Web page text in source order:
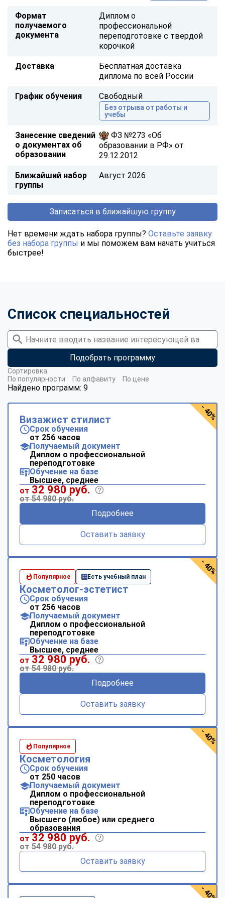
Формат
получаемого
документа
Диплом о
профессиональной
переподготовке с твердой
корочкой
Доставка
Бесплатная доставка
диплома по всей России
График обучения Свободный
Без отрыва от работы и
учебы
Занесение сведений
о документах об
образовании
ФЗ №273 «Об
образовании в РФ» от
29.12.2012
Ближайший набор
группы
Август 2026
Записаться в ближайшую группу
Нет времени ждать набора группы? Оставьте заявку
без набора группы и мы поможем вам начать учиться
быстрее!
Список специальностей
Подобрать программу
Найдено программ: 9
Сортировка:
По популярности
По алфавиту По цене
Визажист стилист
Срок обучения
от 256 часов
Получаемый документ
Диплом о профессиональной
переподготовке
Обучение на базе
Высшее, среднее
от 32 980 руб.
от 54 980 руб.
Подробнее
Оставить заявку
- 40%
Популярное Есть учебный план
Косметолог-эстетист
Срок обучения
от 256 часов
Получаемый документ
Диплом о профессиональной
переподготовке
Обучение на базе
Высшее, среднее
от 32 980 руб.
от 54 980 руб.
Подробнее
Оставить заявку
- 40%
Популярное
Косметология
Срок обучения
от 250 часов
Получаемый документ
Диплом о профессиональной
переподготовке
Обучение на базе
Высшего (любое) или среднего
образования
от 32 980 руб.
от 54 980 руб.
Оставить заявку
- 40%
- 40%